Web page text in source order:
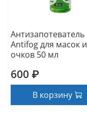
Антизапотеватель
Antifog для масок и
очков 50 мл
600 ₽
В корзину